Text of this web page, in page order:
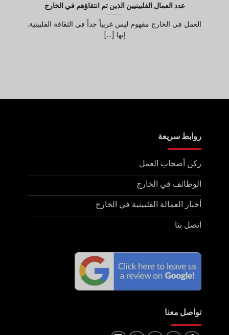
عدد العمال الفلبينيين الذين تم انتقاؤهم في الخارج
العمل في الخارج مفهوم ليس غريباً جداً في الثقافة الفلبينية.
إنها [...]
روابط سريعة
ركن أصحاب العمل
الوظائف في الخارج
أخبار العمالة الفلبينية في الخارج
اتصل بنا
تواصل معنا